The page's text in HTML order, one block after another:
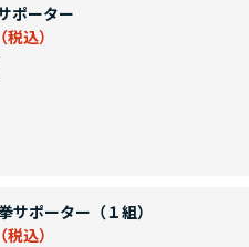
ポーター
サポーター（１組）